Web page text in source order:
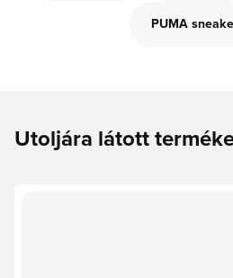
PUMA
Utoljára látott